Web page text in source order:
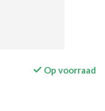
Op voorraad